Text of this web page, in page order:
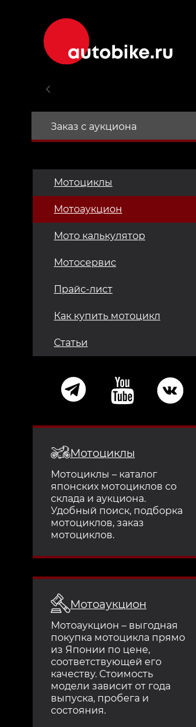
Заказ с аукциона
Мотоциклы
Мотоаукцион
Мото калькулятор
Мотосервис
Прайс-лист
Как купить мотоцикл
Статьи
Мотоциклы
Мотоциклы – каталог
японских мотоциклов со
склада и аукциона.
Удобный поиск, подборка
мотоциклов, заказ
мотоциклов.
Мотоаукцион
Мотоаукцион – выгодная
покупка мотоцикла прямо
из Японии по цене,
соответствующей его
качеству. Стоимость
модели зависит от года
выпуска, пробега и
состояния.